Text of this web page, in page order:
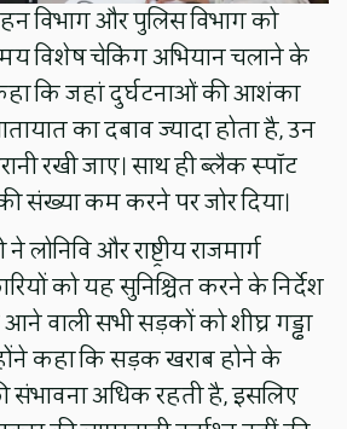
विभाग और पुलिस विभाग को
विशेष चेकिंग अभियान चलाने के
कहा कि जहां दुर्घटनाओं की आशंका
का दबाव ज्यादा होता है, उन
रखी जाए। साथ ही ब्लैक स्पॉट
संख्या कम करने पर जोर दिया।
और राष्ट्रीय राजमार्ग
को यह सुनिश्चित करने के निर्देश
वाली सभी सड़कों को शीघ्र गड्ढा
कहा कि सड़क खराब होने के
संभावना अधिक रहती है, इसलिए